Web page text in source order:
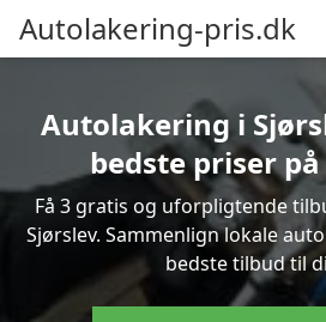
Autolakering-pris.dk
Autolakering i
bedste priser
Få 3 gratis og uforpligtende
Sjørslev. Sammenlign lokale
bedste tilbud til